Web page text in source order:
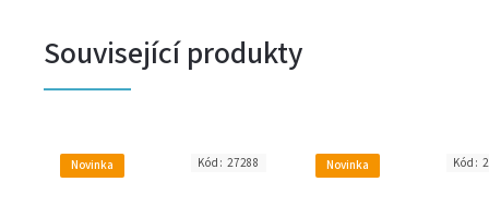
Související produkty
Novinka Kód: 27288 Novinka Kód: